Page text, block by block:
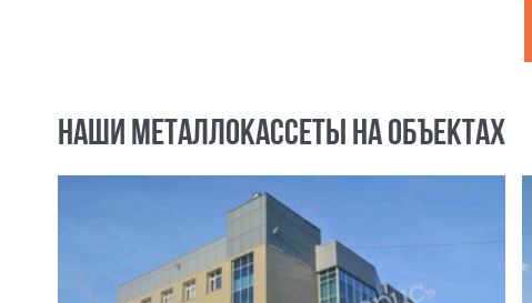
НАШИ МЕТАЛЛОКАССЕТЫ НА ОБЪЕКТАХ